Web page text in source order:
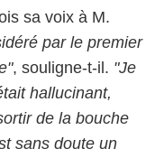
sa voix à M.
par le premier
, souligne-t-il. "Je
hallucinant,
de la bouche
sans doute un